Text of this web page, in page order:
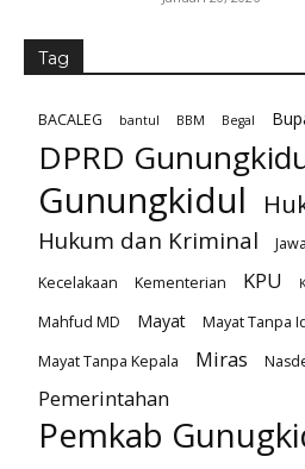
Tag
BACALEG bantul BBM Begal
DPRD
Gunungkidul
Hukum dan Kriminal
Kecelakaan
Kementerian KPU
Mahfud MD
Mayat
Mayat Tanpa
Mayat Tanpa Kepala
Miras
Pemerintahan
Pemkab